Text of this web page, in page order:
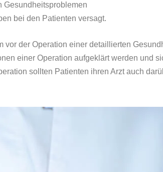
Gesundheitsproblemen
bei den Patienten versagt.
der Operation einer detaillierten
einer Operation aufgeklärt werden und
sollten Patienten ihren Arzt auch